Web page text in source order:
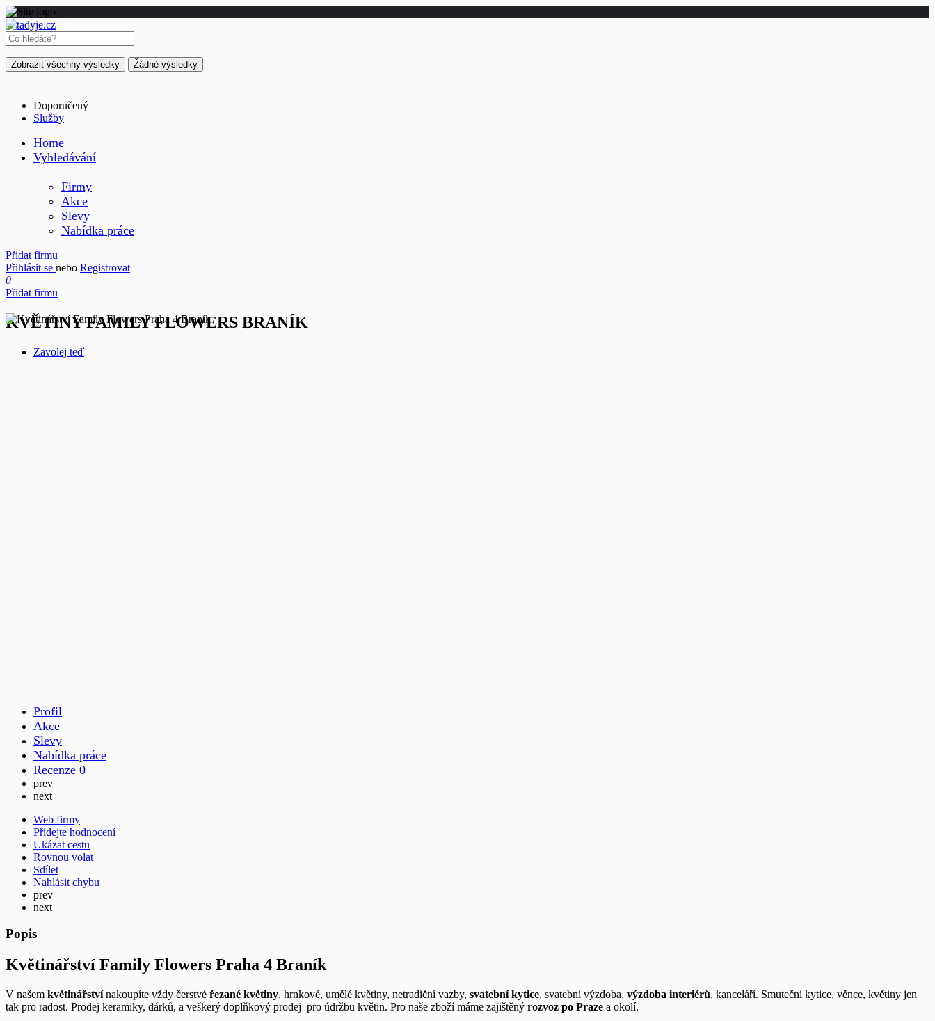
Zobrazit všechny výsledky Žádné výsledky
Doporučený
Služby
Home
Vyhledávání
Firmy
Akce
Slevy
Nabídka práce
Přidat firmu
Přihlásit se nebo Registrovat
0
Přidat firmu
KVĚTINY FAMILY FLOWERS BRANÍK
Zavolej teď
Profil
Akce
Slevy
Nabídka práce
Recenze 0
prev
next
Web firmy
Přidejte hodnocení
Ukázat cestu
Rovnou volat
Sdílet
Nahlásit chybu
prev
next
Popis
Květinářství Family Flowers Praha 4 Braník
V našem květinářstvínakoupíte vždy čerstvé řezané květiny, hrnkové, umělé květiny, netradiční vazby, svatební kytice, svatební výzdoba, výzdoba interiérů, kanceláří. Smuteční kytice, věnce, květiny jen
tak pro radost. Prodej keramiky, dárků, a veškerý doplňkový prodej pro údržbu květin. Pro naše zboží máme zajištěný rozvoz po Praze a okolí.